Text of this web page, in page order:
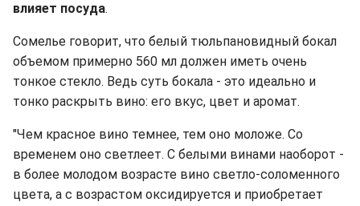
влияет посуда.
Сомелье говорит, что белый тюльпановидный бокал
объемом примерно 560 мл должен иметь очень
тонкое стекло. Ведь суть бокала - это идеально и
тонко раскрыть вино: его вкус, цвет и аромат.
"Чем красное вино темнее, тем оно моложе. Со
временем оно светлеет. С белыми винами наоборот -
в более молодом возрасте вино светло-соломенного
цвета, а с возрастом оксидируется и приобретает